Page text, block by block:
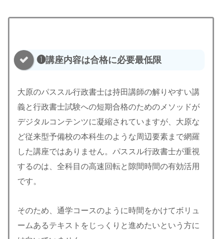
❶講座内容は合格に必要最低限
大原のパススル行政書士は持田講師の解りやすい講
義と行政書士試験への短期合格のためのメソッドが
デジタルコンテンツに凝縮されていますが、大原な
ど従来型予備校の本科生のような周辺要素まで網羅
した講座ではありません。パススル行政書士が重視
するのは、全科目の高速回転と隙間時間の有効活用
です。
そのため、通学コースのように時間をかけてボリュ
ームあるテキストをじっくりと進めたいという方に